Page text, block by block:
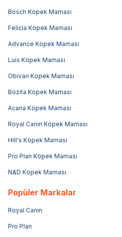
Bosch Köpek Maması
Felicia Köpek Maması
Advance Köpek Maması
Luis Köpek Maması
Obivan Köpek Maması
Bozita Köpek Maması
Acana Köpek Maması
Royal Canin Köpek Maması
Hill's Köpek Maması
Pro Plan Köpek Maması
N&D Köpek Maması
Popüler Markalar
Royal Canin
Pro Plan